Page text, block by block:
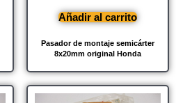
Pasador de montaje semicárter
8x20mm original Honda
Añadir al carrito